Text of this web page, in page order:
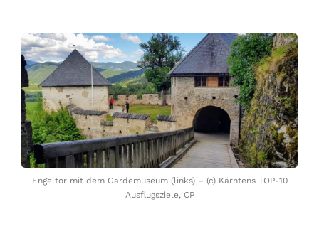
Engeltor mit dem Gardemuseum (links) – (c) Kärntens TOP-10
Ausflugsziele, CP